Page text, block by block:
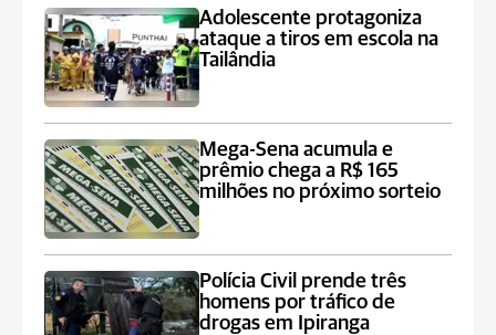
Adolescente protagoniza
ataque a tiros em escola na
Tailândia
Mega-Sena acumula e
prêmio chega a R$ 165
milhões no próximo sorteio
Polícia Civil prende três
homens por tráfico de
drogas em Ipiranga